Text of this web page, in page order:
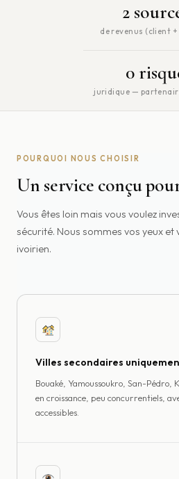
2
de revenus (client +
0
juridique —
POURQUOI NOUS CHOISIR
Un service conçu
Vous êtes loin mais vous voulez
sécurité. Nous sommes vos yeux
ivoirien.
Villes secondaires
Bouaké, Yamoussoukro, San-Pédro,
en croissance, peu concurrentiels,
accessibles.